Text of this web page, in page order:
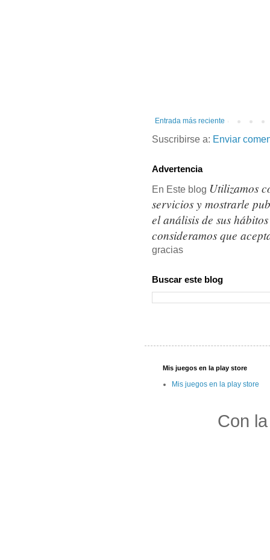
Entrada más reciente
Suscribirse a: Enviar
Advertencia
En Este blog Utilizamos
servicios y mostrarle
el análisis de sus
consideramos que
gracias
Buscar este blog
Mis juegos en la play store
Mis juegos en la play store
Con